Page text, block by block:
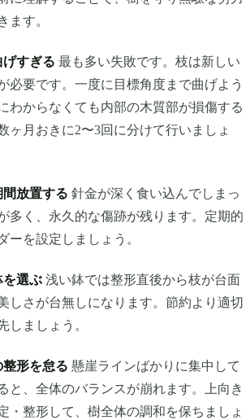
ます。
すぎる 最も多い失敗です。枝は新しい
必要です。一度に目標角度まで曲げよう
わからなくても内部の木質部が損傷する
ヶ月おきに2〜3回に分けて行いましょ
放置する 針金が深く食い込んでしまっ
多く、永久的な傷跡が残ります。定期的
ーを設定しましょう。
を選ぶ 浅い鉢では整形直後から枝が台面
しさが台無しになります。節約より適切
しましょう。
形を怠る 懸崖ラインばかりに集中して
と、全体のバランスが崩れます。上向き
・整形して、樹全体の調和を保ちましょ